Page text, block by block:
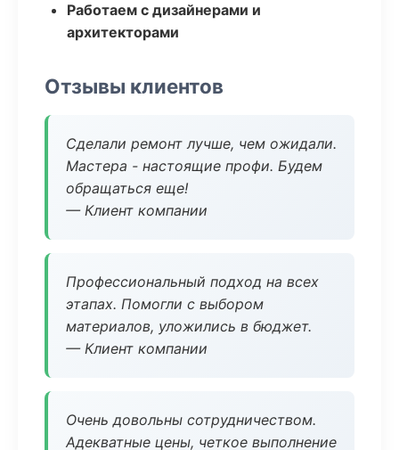
Работаем с дизайнерами и
архитекторами
Отзывы клиентов
Сделали ремонт лучше, чем ожидали.
Мастера - настоящие профи. Будем
обращаться еще!
— Клиент компании
Профессиональный подход на всех
этапах. Помогли с выбором
материалов, уложились в бюджет.
— Клиент компании
Очень довольны сотрудничеством.
Адекватные цены, четкое выполнение